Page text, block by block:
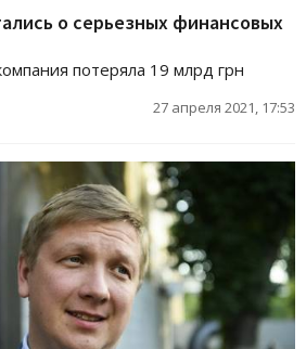
о серьезных финансовых
потеряла 19 млрд грн
27 апреля 2021, 17:53